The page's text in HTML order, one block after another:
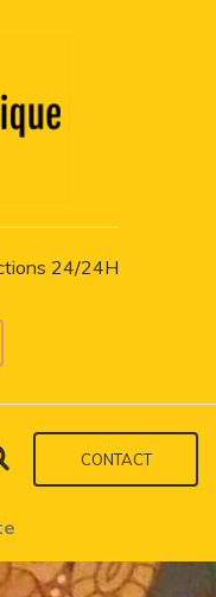
24/24H
CONTACT